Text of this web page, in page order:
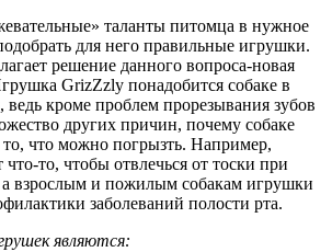
таланты питомца в нужное
для него правильные игрушки.
решение данного вопроса-новая
GrizZzly понадобится собаке в
ведь кроме проблем прорезывания зубов
других причин, почему собаке
то, что можно погрызть. Например,
то, чтобы отвлечься от тоски при
а взрослым и пожилым собакам игрушки
заболеваний полости рта.
являются: